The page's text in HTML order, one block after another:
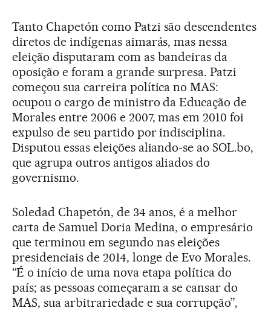
Tanto Chapetón como Patzi são descendentes
diretos de indígenas aimarás, mas nessa
eleição disputaram com as bandeiras da
oposição e foram a grande surpresa. Patzi
começou sua carreira política no MAS:
ocupou o cargo de ministro da Educação de
Morales entre 2006 e 2007, mas em 2010 foi
expulso de seu partido por indisciplina.
Disputou essas eleições aliando-se ao SOL.bo,
que agrupa outros antigos aliados do
governismo.
Soledad Chapetón, de 34 anos, é a melhor
carta de Samuel Doria Medina, o empresário
que terminou em segundo nas eleições
presidenciais de 2014, longe de Evo Morales.
“É o início de uma nova etapa política do
país; as pessoas começaram a se cansar do
MAS, sua arbitrariedade e sua corrupção”,